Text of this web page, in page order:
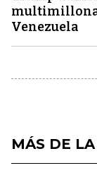
Venezuela
MÁS DE